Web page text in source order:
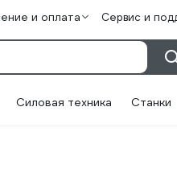
и оплата Сервис и
Силовая техника Станки